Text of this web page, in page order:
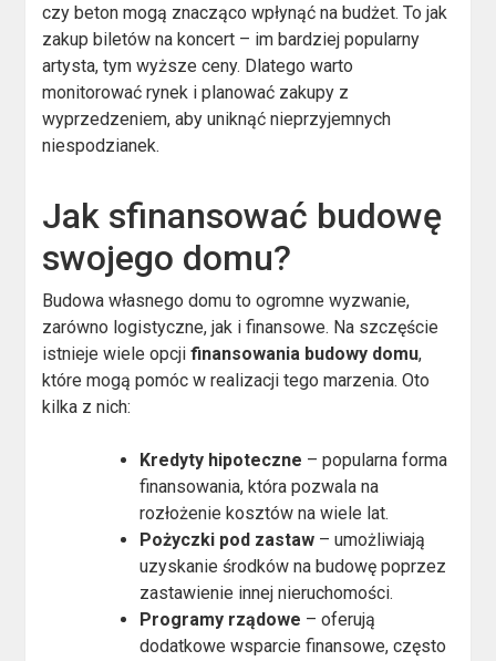
czy beton mogą znacząco wpłynąć na budżet. To jak
zakup biletów na koncert – im bardziej popularny
artysta, tym wyższe ceny. Dlatego warto
monitorować rynek i planować zakupy z
wyprzedzeniem, aby uniknąć nieprzyjemnych
niespodzianek.
Jak sfinansować budowę
swojego domu?
Budowa własnego domu to ogromne wyzwanie,
zarówno logistyczne, jak i finansowe. Na szczęście
istnieje wiele opcjifinansowania budowy domu,
które mogą pomóc w realizacji tego marzenia. Oto
kilka z nich:
Kredyty hipoteczne – popularna forma
finansowania, która pozwala na
rozłożenie kosztów na wiele lat.
Pożyczki pod zastaw – umożliwiają
uzyskanie środków na budowę poprzez
zastawienie innej nieruchomości.
Programy rządowe – oferują
dodatkowe wsparcie finansowe, często